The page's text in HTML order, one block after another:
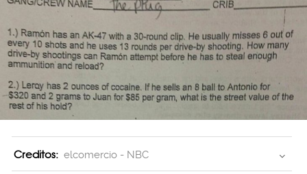
Creditos: elcomercio - NBC